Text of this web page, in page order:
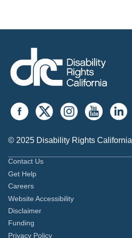
© 2025 Disability Rights California
Contact Us
Get Help
Careers
Website Accessibility
Disclaimer
Funding
Privacy Policy